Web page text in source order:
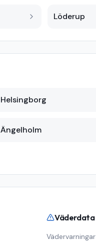
Löderup
Helsingborg
Ängelholm
Väderdata
Vädervarningar